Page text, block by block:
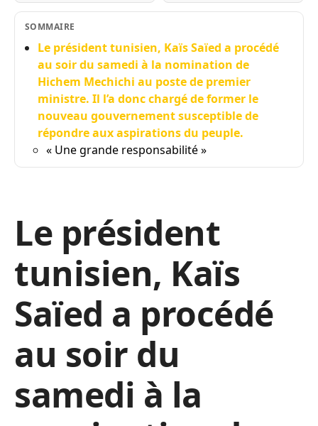
SOMMAIRE
Le président tunisien, Kaïs Saïed a procédé
au soir du samedi à la nomination de
Hichem Mechichi au poste de premier
ministre. Il l’a donc chargé de former le
nouveau gouvernement susceptible de
répondre aux aspirations du peuple.
« Une grande responsabilité »
Le président
tunisien, Kaïs
Saïed a procédé
au soir du
samedi à la